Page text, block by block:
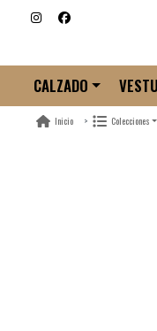
CALZADO
Inicio Colecciones